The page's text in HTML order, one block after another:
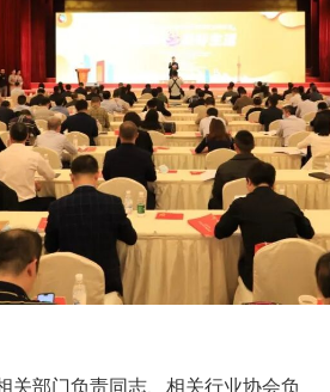
关部门负责同志、相关行业协会负